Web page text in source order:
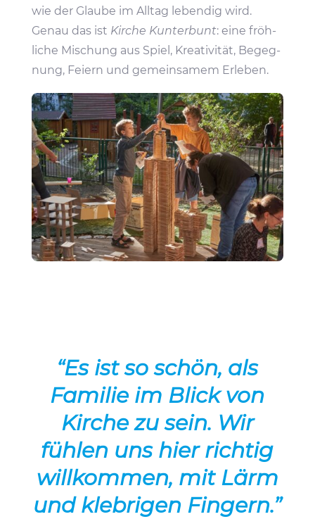
wie der Glaube im Alltag lebendig wird.
Genau das ist Kirche Kunter­bunt: eine fröh­
liche Mischung aus Spiel, Krea­ti­vität, Begeg­
nung, Feiern und gemein­samem Erleben.
“Es ist so schön, als
Familie im Blick von
Kirche zu sein. Wir
fühlen uns hier richtig
will­kommen, mit Lärm
und kleb­rigen Fingern.”